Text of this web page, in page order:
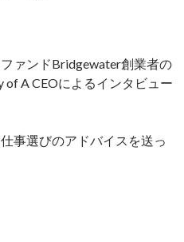
ァンドBridgewater創業者の
of A CEOによるインタビュー
事選びのアドバイスを送っ
い頃の仕事は給料で選ぶな